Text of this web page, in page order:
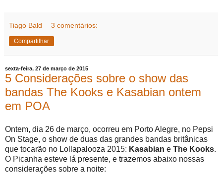
Tiago Bald 3 comentários:
Compartilhar
sexta-feira, 27 de março de 2015
5 Considerações sobre o show das
bandas The Kooks e Kasabian ontem
em POA
Ontem, dia 26 de março, ocorreu em Porto Alegre, no Pepsi
On Stage, o show de duas das grandes bandas britânicas
que tocarão no Lollapalooza 2015: Kasabian e The Kooks.
O Picanha esteve lá presente, e trazemos abaixo nossas
considerações sobre a noite: